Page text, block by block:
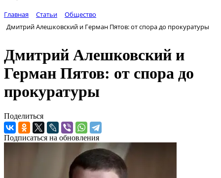
Главная Статьи
Общество
Дмитрий Алешковский и Герман Пятов: от спора до прокуратуры
Дмитрий Алешковский и
Герман Пятов: от спора до
прокуратуры
Поделиться
Подписаться на обновления